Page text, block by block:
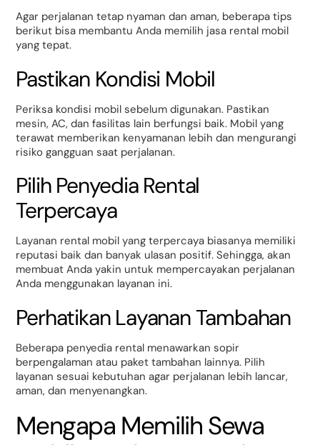
Agar perjalanan tetap nyaman dan aman, beberapa tips
berikut bisa membantu Anda memilih jasa rental mobil
yang tepat.
Pastikan Kondisi Mobil
Periksa kondisi mobil sebelum digunakan. Pastikan
mesin, AC, dan fasilitas lain berfungsi baik. Mobil yang
terawat memberikan kenyamanan lebih dan mengurangi
risiko gangguan saat perjalanan.
Pilih Penyedia Rental
Terpercaya
Layanan rental mobil yang terpercaya biasanya memiliki
reputasi baik dan banyak ulasan positif. Sehingga, akan
membuat Anda yakin untuk mempercayakan perjalanan
Anda menggunakan layanan ini.
Perhatikan Layanan Tambahan
Beberapa penyedia rental menawarkan sopir
berpengalaman atau paket tambahan lainnya. Pilih
layanan sesuai kebutuhan agar perjalanan lebih lancar,
aman, dan menyenangkan.
Mengapa Memilih Sewa